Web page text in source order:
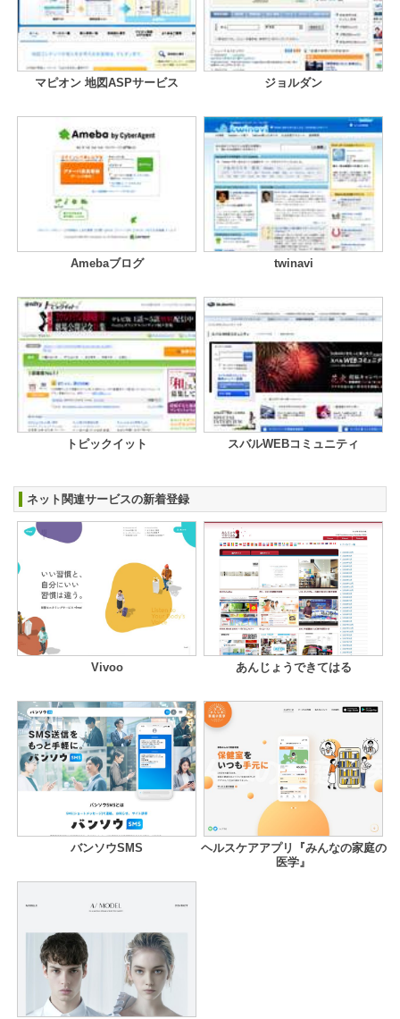
マピオン 地図ASPサービス ジョルダン
Amebaブログ twinavi
トピックイット スバルWEBコミュニティ
ネット関連サービスの新着登録
Vivoo あんじょうできてはる
バンソウSMS
ヘルスケアアプリ『みんなの家庭の
医学』